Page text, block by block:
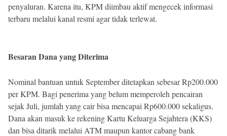
penyaluran. Karena itu, KPM diimbau aktif mengecek informasi
terbaru melalui kanal resmi agar tidak terlewat.
Besaran Dana yang Diterima
Nominal bantuan untuk September ditetapkan sebesar Rp200.000
per KPM. Bagi penerima yang belum memperoleh pencairan
sejak Juli, jumlah yang cair bisa mencapai Rp600.000 sekaligus.
Dana akan masuk ke rekening Kartu Keluarga Sejahtera (KKS)
dan bisa ditarik melalui ATM maupun kantor cabang bank